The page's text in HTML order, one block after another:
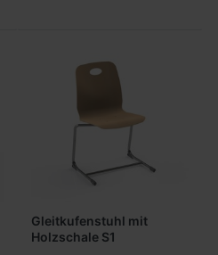
Gleitkufenstuhl mit
Holzschale S1